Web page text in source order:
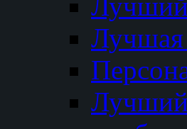
Лучшая
Лучший